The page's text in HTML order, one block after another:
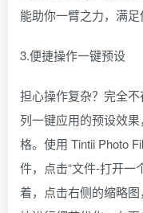
能助你一臂之力，满足
3.便捷操作一键预设
担心操作复杂？完全
列一键应用的预设效
格。使用 Tintii Photo
件，点击“文件-打开一
着，点击右侧的缩略